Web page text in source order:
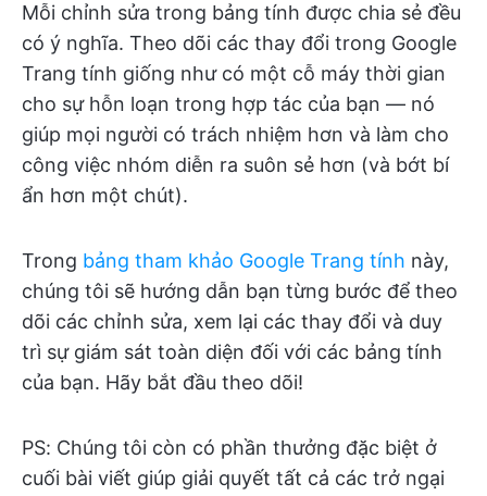
Mỗi chỉnh sửa trong bảng tính được chia sẻ đều
có ý nghĩa. Theo dõi các thay đổi trong Google
Trang tính giống như có một cỗ máy thời gian
cho sự hỗn loạn trong hợp tác của bạn — nó
giúp mọi người có trách nhiệm hơn và làm cho
công việc nhóm diễn ra suôn sẻ hơn (và bớt bí
ẩn hơn một chút).
Trong bảng tham khảo Google Trang tính này,
chúng tôi sẽ hướng dẫn bạn từng bước để theo
dõi các chỉnh sửa, xem lại các thay đổi và duy
trì sự giám sát toàn diện đối với các bảng tính
của bạn. Hãy bắt đầu theo dõi!
PS: Chúng tôi còn có phần thưởng đặc biệt ở
cuối bài viết giúp giải quyết tất cả các trở ngại